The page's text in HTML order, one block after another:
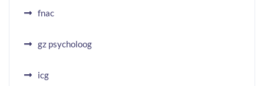
fnac
gz psycholoog
icg